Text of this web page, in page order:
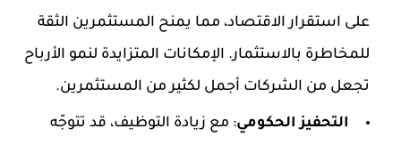
على استقرار الاقتصاد، مما يمنح المستثمرين الثقة
للمخاطرة بالاستثمار. الإمكانات المتزايدة لنمو الأرباح
تجعل من الشركات أجمل لكثير من المستثمرين.
التحفيز الحكومي: مع زيادة التوظيف، قد تتوجّه